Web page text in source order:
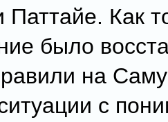
Паттайе. Как
было
на
с